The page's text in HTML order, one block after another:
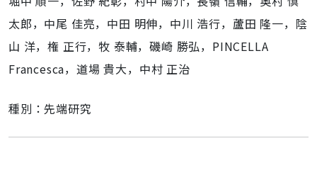
太郎，中尾 佳亮，中田 明伸，中川 浩行，蘆田 隆一，陰
山 洋，権 正行，牧 泰輔，磯崎 勝弘，PINCELLA
Francesca，道場 貴大，中村 正治
種別：先端研究